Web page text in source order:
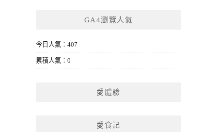
GA4瀏覽人氣
今日人氣：407
累積人氣：0
愛體驗
愛食記